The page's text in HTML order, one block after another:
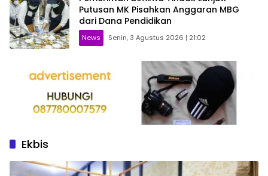
Putusan MK Pisahkan Anggaran MBG
dari Dana Pendidikan
News Senin, 3 Agustus 2026 | 21:02
Ekbis